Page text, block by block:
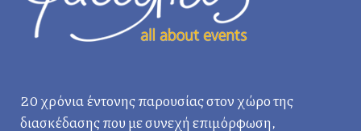
20 χρόνια έντονης παρουσίας στον χώρο της
διασκέδασης που με συνεχή επιμόρφωση,